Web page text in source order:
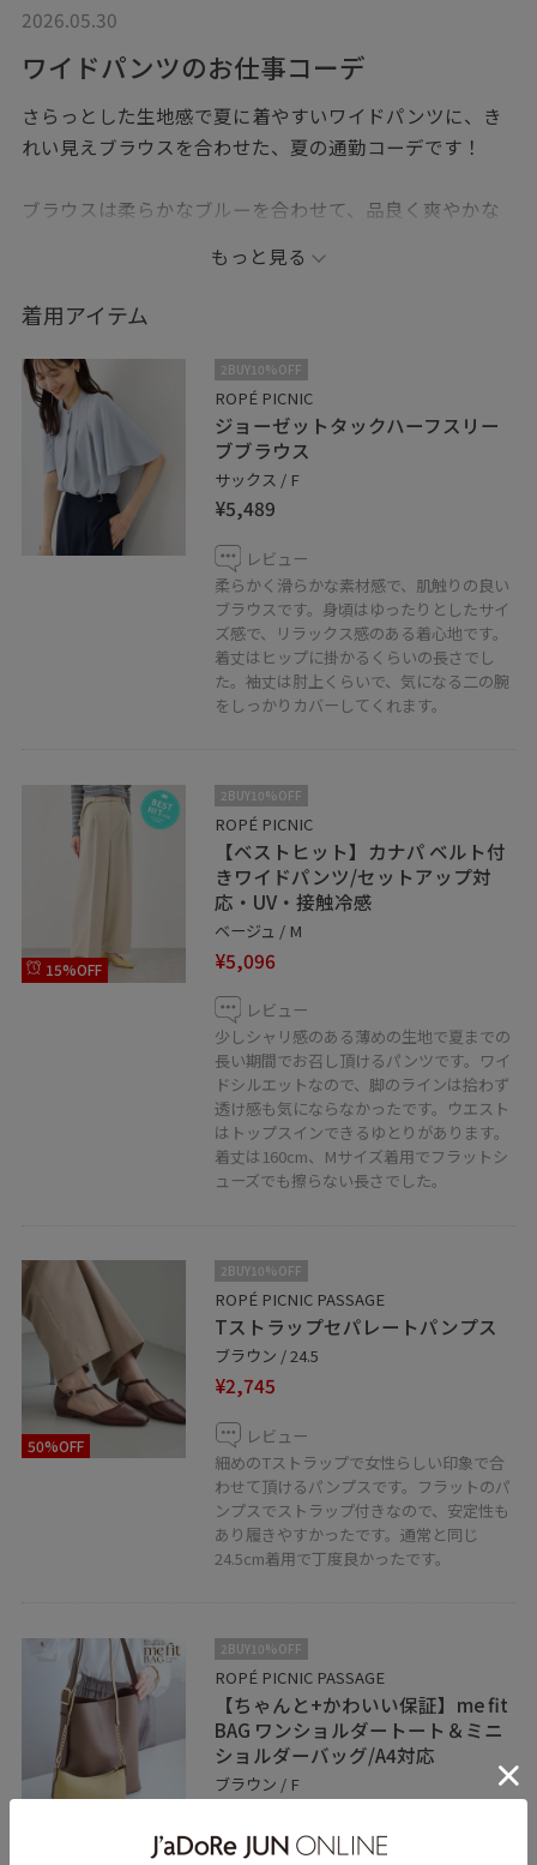
2026.05.30
ワイドパンツのお仕事コーデ
さらっとした生地感で夏に着やすいワイドパンツに、き
れい見えブラウスを合わせた、夏の通勤コーデです！
ブラウスは柔らかなブルーを合わせて、品良く爽やかな
小物はブラウン系でまとめてメリハリを付けました！
Instagramも配信中です！！
リアルバイしたアイテムや、私が好きな大人カジュアル
コーデを日々配信しています！
是非フォローお願い致します！
⇨@masu__yuri
※紐付いていないアイテムは私物となっております。
※照明の当たり具合で、実際の商品の色味と異なる場合
実際の商品に近い色味は商品ページをご確認ください。
もっと見る
着用アイテム
2BUY10%OFF
ROPÉ PICNIC
ジョーゼットタックハーフスリー
ブブラウス
サックス / F
¥5,489
レビュー
柔らかく滑らかな素材感で、肌触りの良い
ブラウスです。身頃はゆったりとしたサイ
ズ感で、リラックス感のある着心地です。
着丈はヒップに掛かるくらいの長さでし
た。袖丈は肘上くらいで、気になる二の腕
をしっかりカバーしてくれます。
15%OFF
2BUY10%OFF
ROPÉ PICNIC
【ベストヒット】カナパ ベルト付
きワイドパンツ/セットアップ対
応・UV・接触冷感
ベージュ / M
¥5,096
レビュー
少しシャリ感のある薄めの生地で夏までの
長い期間でお召し頂けるパンツです。ワイ
ドシルエットなので、脚のラインは拾わず
透け感も気にならなかったです。ウエスト
はトップスインできるゆとりがあります。
着丈は160cm、Mサイズ着用でフラットシ
ューズでも擦らない長さでした。
50%OFF
2BUY10%OFF
ROPÉ PICNIC PASSAGE
Tストラップセパレートパンプス
ブラウン / 24.5
¥2,745
レビュー
細めのTストラップで女性らしい印象で合
わせて頂けるパンプスです。フラットのパ
ンプスでストラップ付きなので、安定性も
あり履きやすかったです。通常と同じ
24.5cm着用で丁度良かったです。
2BUY10%OFF
ROPÉ PICNIC PASSAGE
【ちゃんと+かわいい保証】me fit
BAG ワンショルダートート＆ミニ
ショルダーバッグ/A4対応
ブラウン / F